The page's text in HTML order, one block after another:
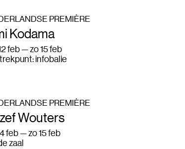
PREMIÈRE
Kodama
feb — zo 15 feb
infobalie
PREMIÈRE
Wouters
feb — zo 15 feb
zaal